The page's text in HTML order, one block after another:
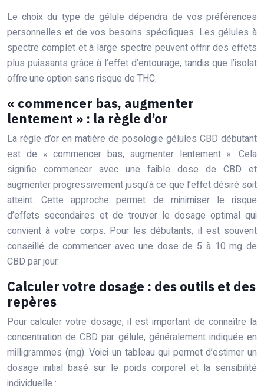
Le choix du type de gélule dépendra de vos préférences
personnelles et de vos besoins spécifiques. Les gélules à
spectre complet et à large spectre peuvent offrir des effets
plus puissants grâce à l’effet d’entourage, tandis que l’isolat
offre une option sans risque de THC.
« commencer bas, augmenter
lentement » : la règle d’or
La règle d’or en matière de posologie gélules CBD débutant
est de « commencer bas, augmenter lentement ». Cela
signifie commencer avec une faible dose de CBD et
augmenter progressivement jusqu’à ce que l’effet désiré soit
atteint. Cette approche permet de minimiser le risque
d’effets secondaires et de trouver le dosage optimal qui
convient à votre corps. Pour les débutants, il est souvent
conseillé de commencer avec une dose de 5 à 10 mg de
CBD par jour.
Calculer votre dosage : des outils et des
repères
Pour calculer votre dosage, il est important de connaître la
concentration de CBD par gélule, généralement indiquée en
milligrammes (mg). Voici un tableau qui permet d’estimer un
dosage initial basé sur le poids corporel et la sensibilité
individuelle :